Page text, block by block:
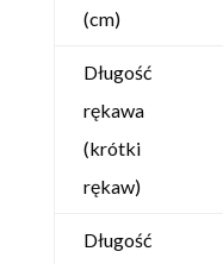
(cm)
Długość
rękawa
(krótki
rękaw)
Długość